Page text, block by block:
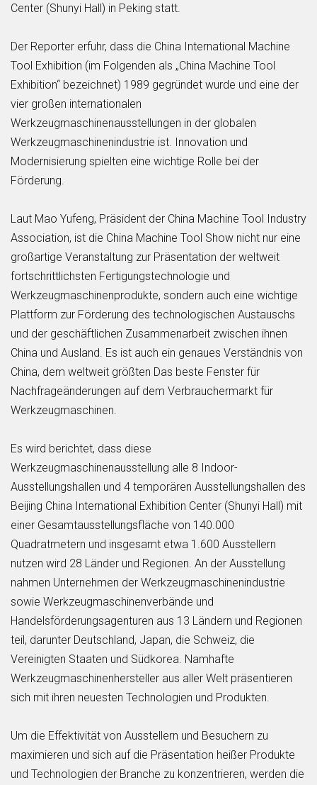
Center (Shunyi Hall) in Peking statt.
Der Reporter erfuhr, dass die China International Machine
Tool Exhibition (im Folgenden als „China Machine Tool
Exhibition“ bezeichnet) 1989 gegründet wurde und eine der
vier großen internationalen
Werkzeugmaschinenausstellungen in der globalen
Werkzeugmaschinenindustrie ist. Innovation und
Modernisierung spielten eine wichtige Rolle bei der
Förderung.
Laut Mao Yufeng, Präsident der China Machine Tool Industry
Association, ist die China Machine Tool Show nicht nur eine
großartige Veranstaltung zur Präsentation der weltweit
fortschrittlichsten Fertigungstechnologie und
Werkzeugmaschinenprodukte, sondern auch eine wichtige
Plattform zur Förderung des technologischen Austauschs
und der geschäftlichen Zusammenarbeit zwischen ihnen
China und Ausland. Es ist auch ein genaues Verständnis von
China, dem weltweit größten Das beste Fenster für
Nachfrageänderungen auf dem Verbrauchermarkt für
Werkzeugmaschinen.
Es wird berichtet, dass diese
Werkzeugmaschinenausstellung alle 8 Indoor-
Ausstellungshallen und 4 temporären Ausstellungshallen des
Beijing China International Exhibition Center (Shunyi Hall) mit
einer Gesamtausstellungsfläche von 140.000
Quadratmetern und insgesamt etwa 1.600 Ausstellern
nutzen wird 28 Länder und Regionen. An der Ausstellung
nahmen Unternehmen der Werkzeugmaschinenindustrie
sowie Werkzeugmaschinenverbände und
Handelsförderungsagenturen aus 13 Ländern und Regionen
teil, darunter Deutschland, Japan, die Schweiz, die
Vereinigten Staaten und Südkorea. Namhafte
Werkzeugmaschinenhersteller aus aller Welt präsentieren
sich mit ihren neuesten Technologien und Produkten.
Um die Effektivität von Ausstellern und Besuchern zu
maximieren und sich auf die Präsentation heißer Produkte
und Technologien der Branche zu konzentrieren, werden die